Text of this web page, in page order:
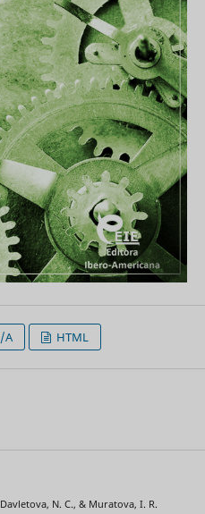
A HTML
N. C., & Muratova, I. R.